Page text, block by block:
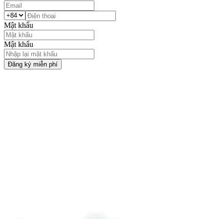
Mật khẩu
Mật khẩu
Đăng ký miễn phí